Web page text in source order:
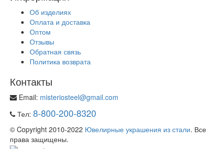
Об изделиях
Оплата и доставка
Оптом
Отзывы
Обратная связь
Политика возврата
Контакты
Email: misteriosteel@gmail.com
Тел: 8-800-200-8320
© Copyright 2010-2022 Ювелирные украшения из стали. Все
права защищены.